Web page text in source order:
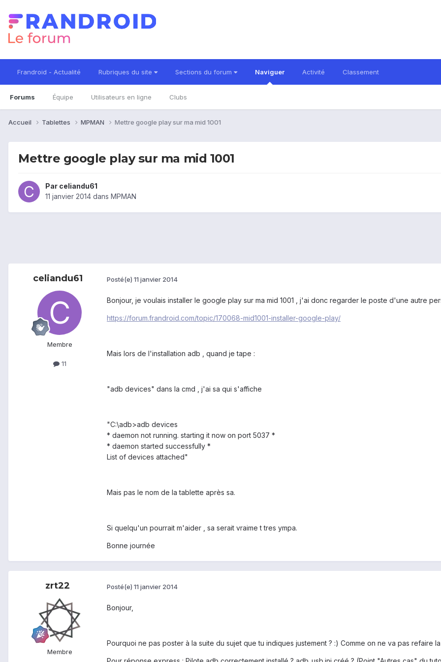
Frandroid - Actualité Rubriques du site Sections du forum Naviguer
Forums Équipe Utilisateurs en ligne Clubs
Activité Classement
Accueil Tablettes MPMAN Mettre google play sur ma mid 1001
Mettre google play sur ma mid 1001
Par celiandu61
11 janvier 2014 dans MPMAN
celiandu61
Membre
11
Posté(e) 11 janvier 2014
Bonjour, je voulais installer le google play sur ma mid 1001 , j'ai donc regarder le poste d'une autre
https://forum.frandroid.com/topic/170068-mid1001-installer-google-play/
Mais lors de l'installation adb , quand je tape :
"adb devices" dans la cmd , j'ai sa qui s'affiche
"C:\adb>adb devices
* daemon not running. starting it now on port 5037 *
* daemon started successfully *
List of devices attached"
Mais pas le nom de la tablette après sa.
Si quelqu'un pourrait m'aider , sa serait vraime t tres ympa.
Bonne journée
zrt22
Membre
Posté(e) 11 janvier 2014
Bonjour,
Pourquoi ne pas poster à la suite du sujet que tu indiques justement ? :) Comme on ne va pas